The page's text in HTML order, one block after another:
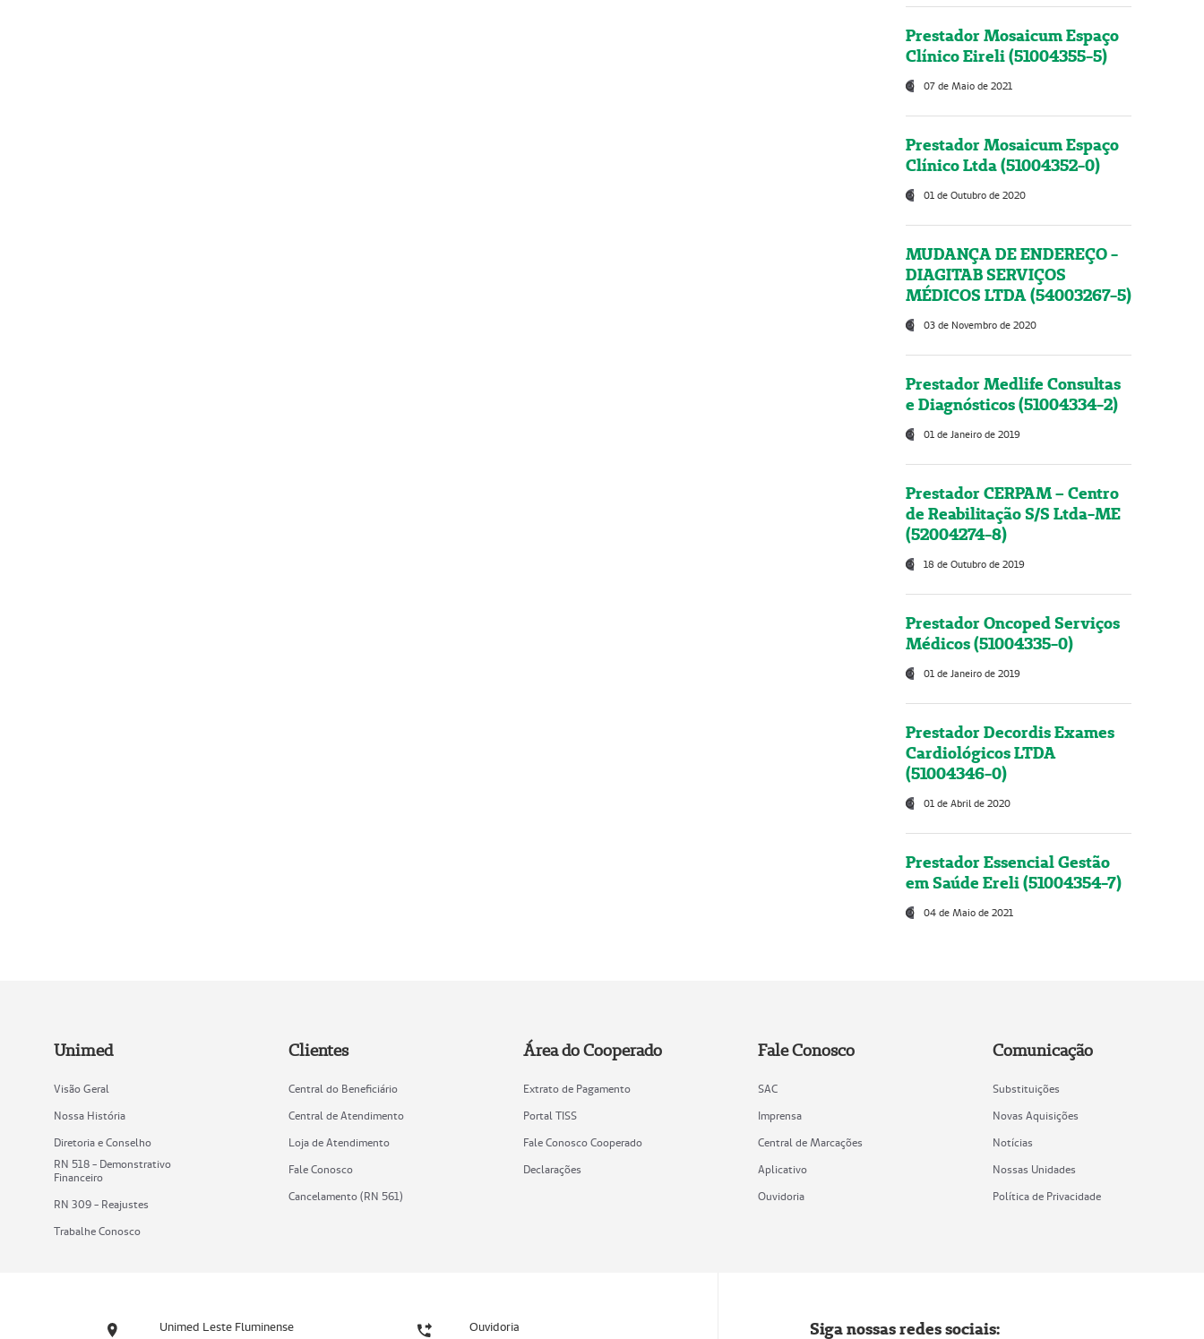
Prestador Mosaicum Espaço
Clínico Eireli (51004355-5)
07 de Maio de 2021
Prestador Mosaicum Espaço
Clínico Ltda (51004352-0)
01 de Outubro de 2020
MUDANÇA DE ENDEREÇO -
DIAGITAB SERVIÇOS
MÉDICOS LTDA (54003267-5)
03 de Novembro de 2020
Prestador Medlife Consultas
e Diagnósticos (51004334-2)
01 de Janeiro de 2019
Prestador CERPAM – Centro
de Reabilitação S/S Ltda-ME
(52004274-8)
18 de Outubro de 2019
Prestador Oncoped Serviços
Médicos (51004335-0)
01 de Janeiro de 2019
Prestador Decordis Exames
Cardiológicos LTDA
(51004346-0)
01 de Abril de 2020
Prestador Essencial Gestão
em Saúde Ereli (51004354-7)
04 de Maio de 2021
Unimed
Visão Geral
Nossa História
Diretoria e Conselho
RN 518 - Demonstrativo
Financeiro
RN 309 - Reajustes
Trabalhe Conosco
Clientes
Central do Beneficiário
Central de Atendimento
Loja de Atendimento
Fale Conosco
Cancelamento (RN 561)
Área do Cooperado
Extrato de Pagamento
Portal TISS
Fale Conosco Cooperado
Declarações
Fale Conosco
SAC
Imprensa
Central de Marcações
Aplicativo
Ouvidoria
Comunicação
Substituições
Novas Aquisições
Notícias
Nossas Unidades
Política de Privacidade
Unimed Leste Fluminense Ouvidoria Siga nossas redes sociais: